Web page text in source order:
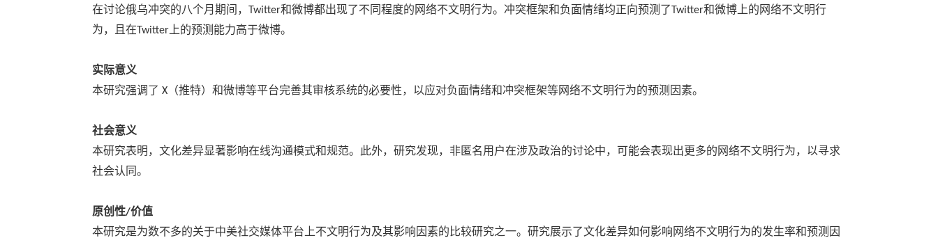
在讨论俄乌冲突的八个月期间，
Twitter和微博都出现了不同程度的网络不文明行为。冲突框架和负面情绪均正向预测了 Twitter和微博上的网络不文明行
为，且在 Twitter 上的预测能力高于微博。
实际意义
本研究强调了 X （推特）和微博等平台完善其审核系统的必要性，以应对负面情绪和冲突框架等网络不文明行为的预测因素。
社会意义
本研究表明，文化差异显著影响在线沟通模式和规范。此外，研究发现，非匿名用户在涉及政治的讨论中，可能会表现出更多的网络不文明行为，以寻求
社会认同。
原创性/价值
本研究是为数不多的关于中美社交媒体平台上不文明行为及其影响因素的比较研究之一。研究展示了文化差异如何影响网络不文明行为的发生率和预测因